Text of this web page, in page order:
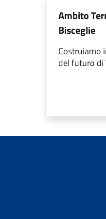
Ambito
Bisceglie
Costruiamo
del futuro di